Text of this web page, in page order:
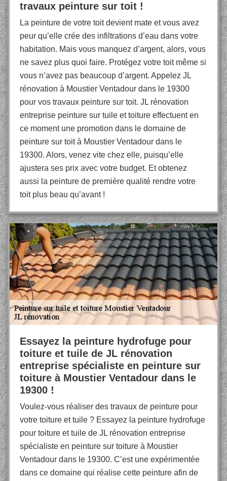
travaux peinture sur toit !
La peinture de votre toit devient mate et vous avez
peur qu’elle crée des infiltrations d’eau dans votre
habitation. Mais vous manquez d’argent, alors, vous
ne savez plus quoi faire. Protégez votre toit même si
vous n’avez pas beaucoup d’argent. Appelez JL
rénovation à Moustier Ventadour dans le 19300
pour vos travaux peinture sur toit. JL rénovation
entreprise peinture sur tuile et toiture effectuent en
ce moment une promotion dans le domaine de
peinture sur toit à Moustier Ventadour dans le
19300. Alors, venez vite chez elle, puisqu’elle
ajustera ses prix avec votre budget. Et obtenez
aussi la peinture de première qualité rendre votre
toit plus beau qu’avant !
Essayez la peinture hydrofuge pour
toiture et tuile de JL rénovation
entreprise spécialiste en peinture sur
toiture à Moustier Ventadour dans le
19300 !
Voulez-vous réaliser des travaux de peinture pour
votre toiture et tuile ? Essayez la peinture hydrofuge
pour toiture et tuile de JL rénovation entreprise
spécialiste en peinture sur toiture à Moustier
Ventadour dans le 19300. C’est une expérimentée
dans ce domaine qui réalise cette peinture afin de